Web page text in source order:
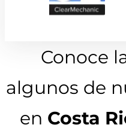
Conoce
algunos de
en Costa